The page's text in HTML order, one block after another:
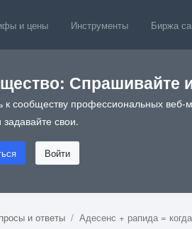
и цены Инструменты Биржа
Спрашивайте
к сообществу профессиональных веб-
свои.
Войти
и ответы Адесенс + рапида =